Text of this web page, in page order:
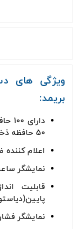
ویژگی های
بریمد:
50 حافظه ذخیره اطلاعات
اعلام
نمایشگر
قابلیت
نمایشگر